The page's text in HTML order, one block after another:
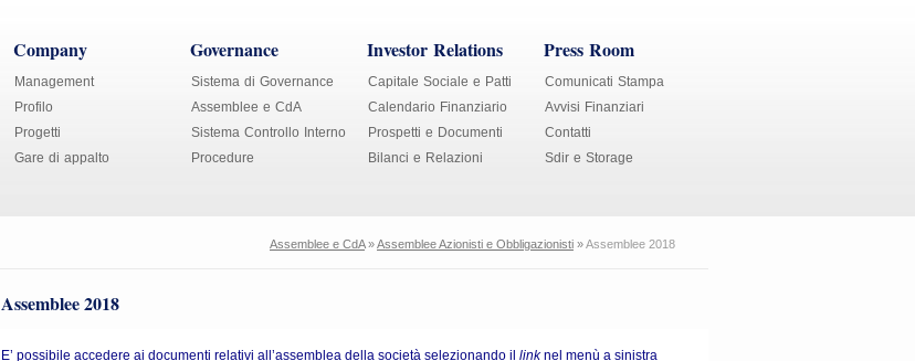
Company
Management
Profilo
Progetti
Gare di appalto
Governance
Sistema di Governance
Assemblee e CdA
Sistema Controllo Interno
Procedure
Investor Relations
Capitale Sociale e Patti
Calendario Finanziario
Prospetti e Documenti
Bilanci e Relazioni
Press Room
Comunicati Stampa
Avvisi Finanziari
Contatti
Sdir e Storage
Assemblee e CdA»Assemblee Azionisti e Obbligazionisti »Assemblee 2018
Assemblee 2018
E’ possibile accedere ai documenti relativi all’assemblea della società selezionando il linknel menù a sinistra